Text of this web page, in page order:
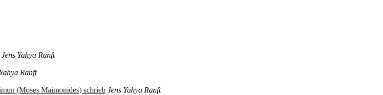
Jens Yahya Ranft
Ranft
(Moses Maimonides) schrieb Jens Yahya Ranft